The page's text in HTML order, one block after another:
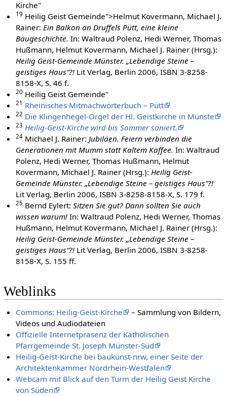
Kirche"
19 Heilig Geist Gemeinde">Helmut Kovermann, Michael J.
Rainer: Ein Balkon an Druffels Pütt, eine kleine
Baugeschichte. In: Waltraud Polenz, Hedi Werner, Thomas
Hußmann, Helmut Kovermann, Michael J. Rainer (Hrsg.):
Heilig Geist-Gemeinde Münster. „Lebendige Steine –
geistiges Haus“?! Lit Verlag, Berlin 2006, ISBN 3-8258-
8158-X, S. 46 f.
20 Heilig Geist Gemeinde"
21 Rheinisches Mitmachwörterbuch – Pütt
22 Die Klingenhegel-Orgel der Hl. Geistkirche in Münste
23 Heilig-Geist-Kirche wird bis Sommer saniert.
24 Michael J. Rainer: Jubiläen. Feiern verbinden die
Generationen mit Mumm statt Kaltem Kaffee. In: Waltraud
Polenz, Hedi Werner, Thomas Hußmann, Helmut
Kovermann, Michael J. Rainer (Hrsg.): Heilig Geist-
Gemeinde Münster. „Lebendige Steine – geistiges Haus“?!
Lit Verlag, Berlin 2006, ISBN 3-8258-8158-X, S. 179 f.
25 Bernd Eylert:Sitzen Sie gut? Dann sollten Sie auch
wissen warum! In: Waltraud Polenz, Hedi Werner, Thomas
Hußmann, Helmut Kovermann, Michael J. Rainer (Hrsg.):
Heilig Geist-Gemeinde Münster. „Lebendige Steine –
geistiges Haus“?! Lit Verlag, Berlin 2006, ISBN 3-8258-
8158-X, S. 155 ff.
Weblinks
Commons: Heilig-Geist-Kirche
– Sammlung von Bildern,
Videos und Audiodateien
Offizielle Internetpräsenz der Katholischen
Pfarrgemeinde St. Joseph Münster-Süd
Heilig-Geist-Kirche bei baukunst-nrw, einer Seite der
Architektenkammer Nordrhein-Westfalen
Webcam mit Blick auf den Turm der Heilig Geist Kirche
von Süden